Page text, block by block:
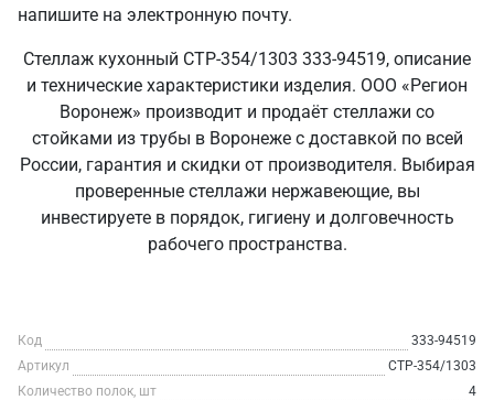
напишите на электронную почту.
Стеллаж кухонный СТР-354/1303 333-94519, описание
и технические характеристики изделия. ООО «Регион
Воронеж» производит и продаёт стеллажи со
стойками из трубы в Воронеже с доставкой по всей
России, гарантия и скидки от производителя. Выбирая
проверенные стеллажи нержавеющие, вы
инвестируете в порядок, гигиену и долговечность
рабочего пространства.
Код
333-94519
Артикул
СТР-354/1303
Количество полок, шт
4